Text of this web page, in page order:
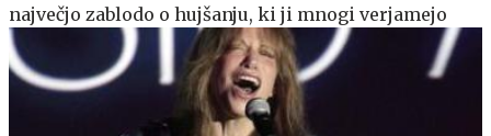
največjo zablodo o hujšanju, ki ji mnogi verjamejo